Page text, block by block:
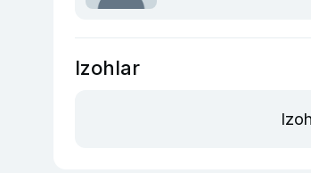
Izohlar